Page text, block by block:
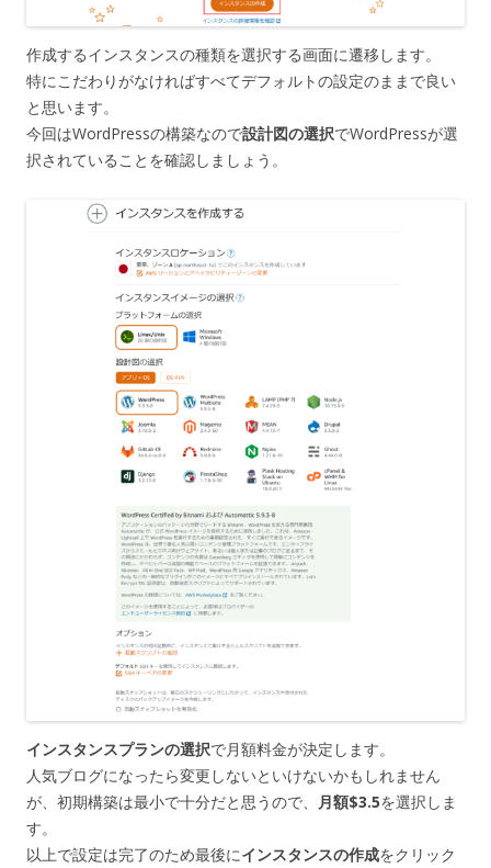
作成するインスタンスの種類を選択する画面に遷移します。
特にこだわりがなければすべてデフォルトの設定のままで良い
と思います。
今回はWordPressの構築なので設計図の選択でWordPressが選
択されていることを確認しましょう。
インスタンスプランの選択で月額料金が決定します。
人気ブログになったら変更しないといけないかもしれません
が、初期構築は最小で十分だと思うので、
月額$3.5を選択しま
す。
以上で設定は完了のため最後にインスタンスの作成をクリック